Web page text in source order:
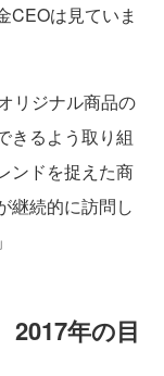
CEOは見ていま
リジナル商品の
きるよう取り組
ンドを捉えた商
継続的に訪問し
年の目